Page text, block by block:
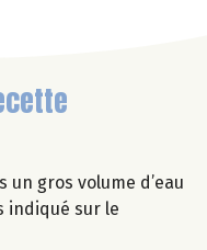
un gros volume d’eau
indiqué sur le